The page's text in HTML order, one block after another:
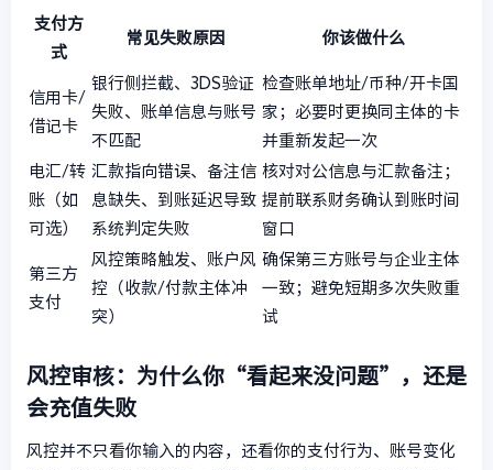
支付方
式
常见失败原因 你该做什么
信用卡/
借记卡
银行侧拦截、3DS验证
失败、账单信息与账号
不匹配
检查账单地址/币种/开卡国
家；必要时更换同主体的卡
并重新发起一次
电汇/转
账（如
可选）
汇款指向错误、备注信
息缺失、到账延迟导致
系统判定失败
核对对公信息与汇款备注；
提前联系财务确认到账时间
窗口
第三方
支付
风控策略触发、账户风
控（收款/付款主体冲
突）
确保第三方账号与企业主体
一致；避免短期多次失败重
试
风控审核：为什么你“看起来没问题”，还是
会充值失败
风控并不只看你输入的内容，还看你的支付行为、账号变化